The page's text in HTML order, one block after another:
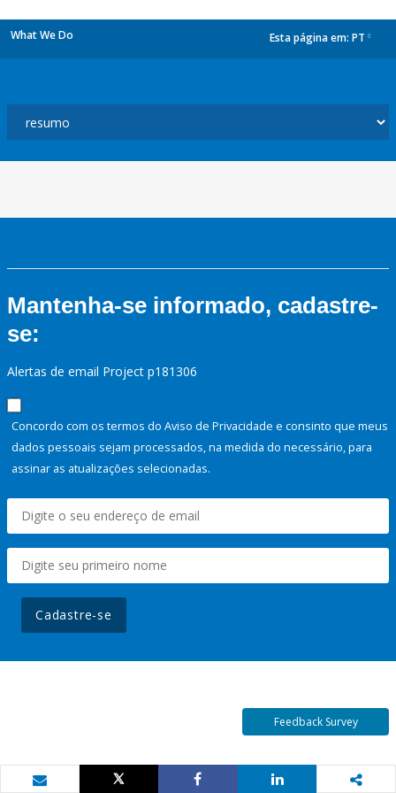
What We Do Esta página em: PT
Mantenha-se informado, cadastre-
se:
Alertas de email Project p181306
Concordo com os termos do Aviso de Privacidade e consinto que meus
dados pessoais sejam processados, na medida do necessário, para
assinar as atualizações selecionadas.
Cadastre-se
Feedback Survey